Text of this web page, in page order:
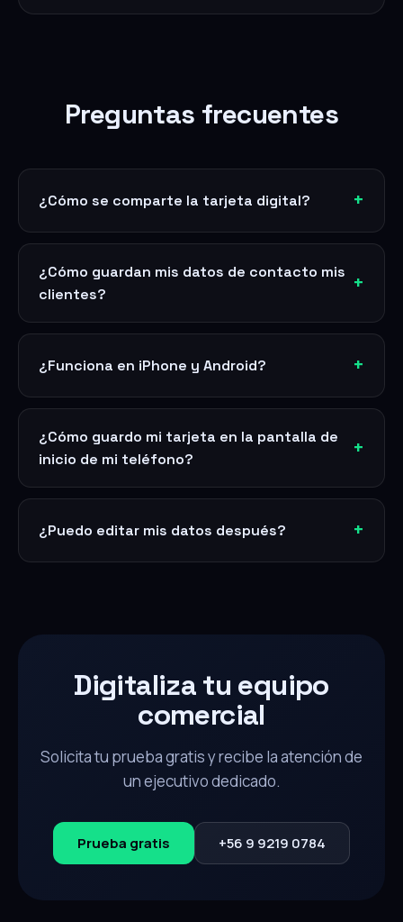
Preguntas frecuentes
¿Cómo se comparte la tarjeta digital?
¿Cómo guardan mis datos de contacto mis
clientes?
¿Funciona en iPhone y Android?
¿Cómo guardo mi tarjeta en la pantalla de
inicio de mi teléfono?
¿Puedo editar mis datos después?
Digitaliza tu equipo
comercial
Solicita tu prueba gratis y recibe la atención de
un ejecutivo dedicado.
Prueba gratis +56 9 9219 0784